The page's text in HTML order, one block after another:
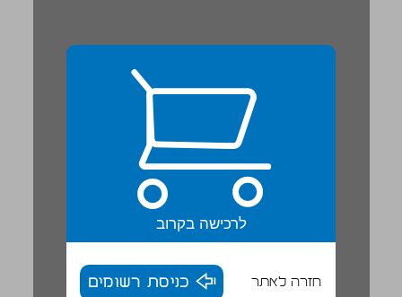
לרכישה בקרוב
חזרה לאתר כניסת רשומים